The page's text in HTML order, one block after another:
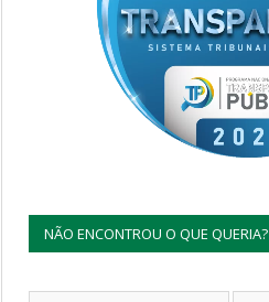
NÃO ENCONTROU O QUE QUERIA?